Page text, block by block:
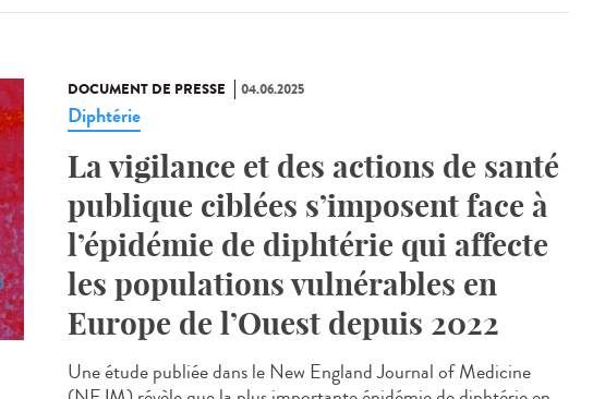
DOCUMENT DE PRESSE 04.06.2025
Diphtérie
La vigilance et des actions de santé
publique ciblées s’imposent face à
l’épidémie de diphtérie qui affecte
les populations vulnérables en
Europe de l’Ouest depuis 2022
Une étude publiée dans le New England Journal of Medicine